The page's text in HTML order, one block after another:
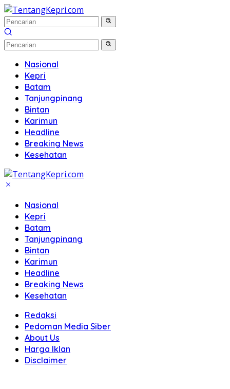
Langsung
ke
konten
Nasional
Kepri
Batam
Tanjungpinang
Bintan
Karimun
Headline
Breaking News
Kesehatan
Nasional
Kepri
Batam
Tanjungpinang
Bintan
Karimun
Headline
Breaking News
Kesehatan
Redaksi
Pedoman Media Siber
About Us
Harga Iklan
Disclaimer